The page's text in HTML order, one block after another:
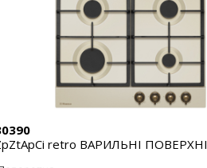
retro ВАРИЛЬНІ ПОВЕРХНІ